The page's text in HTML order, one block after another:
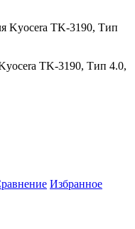
TK-3190, Тип 4.0,
Избранное